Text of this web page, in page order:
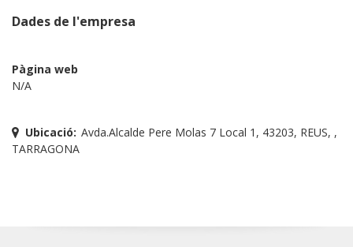
Dades de l'empresa
Pàgina web
N/A
Ubicació: Avda.Alcalde Pere Molas 7 Local 1, 43203, REUS, ,
TARRAGONA